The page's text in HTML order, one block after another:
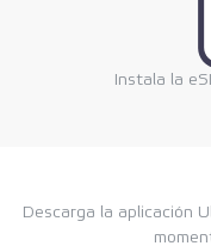
Instala la
Descarga la aplicación